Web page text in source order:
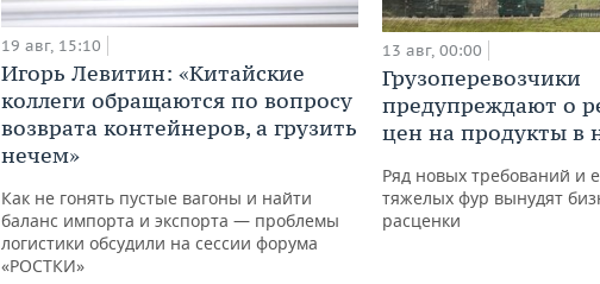
19 авг, 15:10
Игорь Левитин: «Китайские
коллеги обращаются по вопросу
возврата контейнеров, а грузить
нечем»
Как не гонять пустые вагоны и найти
баланс импорта и экспорта — проблемы
логистики обсудили на сессии форума
«РОСТКИ»
13 авг, 00:00
Грузоперевозчики
предупреждают о
цен на продукты в
Ряд новых требований и
тяжелых фур вынудят
расценки